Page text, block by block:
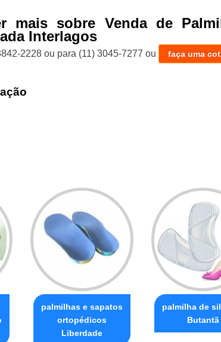
mais sobre Venda de
Interlagos
2228 ou para (11) 3045-7277 ou faça uma
palmilhas e sapatos
ortopédicos
Liberdade
palmilha de
Butantã